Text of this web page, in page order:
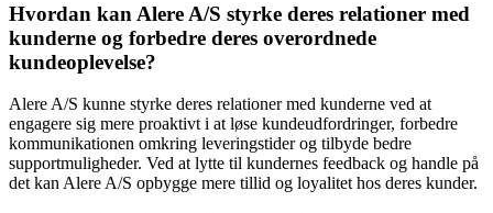
Hvordan kan Alere A/S styrke deres relationer med
kunderne og forbedre deres overordnede
kundeoplevelse?
Alere A/S kunne styrke deres relationer med kunderne ved at
engagere sig mere proaktivt i at løse kundeudfordringer, forbedre
kommunikationen omkring leveringstider og tilbyde bedre
supportmuligheder. Ved at lytte til kundernes feedback og handle på
det kan Alere A/S opbygge mere tillid og loyalitet hos deres kunder.